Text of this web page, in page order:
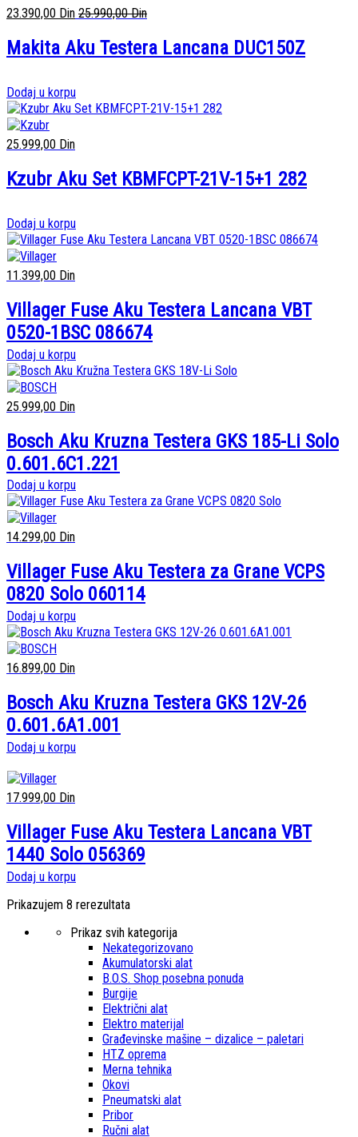
23.390,00 Din 25.990,00Din
Makita Aku Testera Lancana DUC150Z
Dodaj u korpu
25.999,00 Din
Kzubr Aku Set KBMFCPT-21V-15+1 282
Dodaj u korpu
11.399,00 Din
Villager Fuse Aku Testera Lancana VBT
0520-1BSC 086674
Dodaj u korpu
25.999,00 Din
Bosch Aku Kruzna Testera GKS 185-Li Solo
0.601.6C1.221
Dodaj u korpu
14.299,00 Din
Villager Fuse Aku Testera za Grane VCPS
0820 Solo 060114
Dodaj u korpu
16.899,00 Din
Bosch Aku Kruzna Testera GKS 12V-26
0.601.6A1.001
Dodaj u korpu
17.999,00 Din
Villager Fuse Aku Testera Lancana VBT
1440 Solo 056369
Dodaj u korpu
Prikazujem 8 rerezultata
Prikaz svih kategorija
Nekategorizovano
Akumulatorski alat
B.O.S. Shop posebna ponuda
Burgije
Električni alat
Elektro materijal
Građevinske mašine – dizalice – paletari
HTZ oprema
Merna tehnika
Okovi
Pneumatski alat
Pribor
Ručni alat